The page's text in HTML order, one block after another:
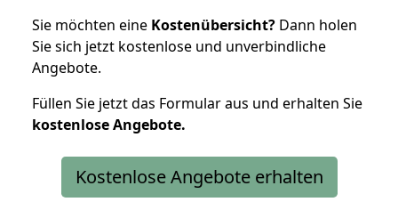
Sie möchten eine Kostenübersicht? Dann holen
Sie sich jetzt kostenlose und unverbindliche
Angebote.
Füllen Sie jetzt das Formular aus und erhalten Sie
kostenloseAngebote.
Kostenlose Angebote erhalten